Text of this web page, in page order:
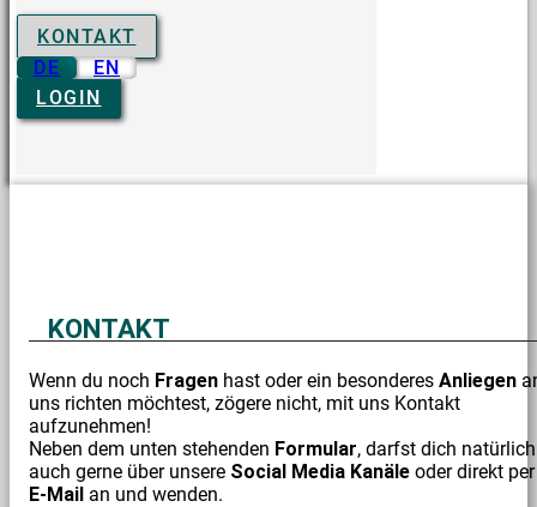
KONTAKT
DE
EN
LOGIN
KONTAKT
Wenn du noch Fragen hast oder ein besonderes Anliegen
uns richten möchtest, zögere nicht, mit uns Kontakt
aufzunehmen!
Neben dem unten stehenden Formular, darfst dich natürlich
auch gerne über unsere Social Media Kanäle oder direkt per
E-Mail an und wenden.